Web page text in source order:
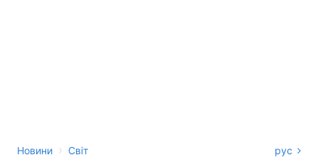
Новини › Світ рус